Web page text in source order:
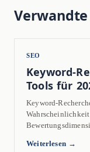
SEO
Keyword-
Tools für
Keyword-
Weiterlesen →